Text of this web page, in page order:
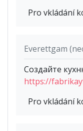
Pro vkládání
Everettgam
Создайте
https://
Pro vkládání